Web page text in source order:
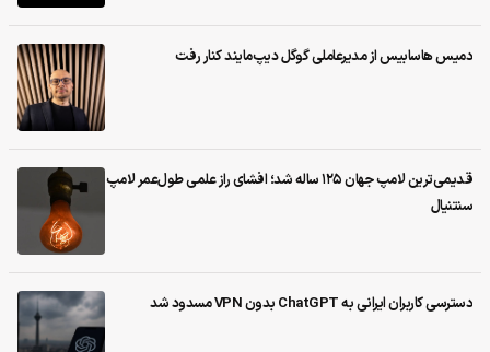
دمیس هاسابیس از مدیرعاملی گوگل دیپ‌مایند کنار رفت
قدیمی‌ترین لامپ جهان ۱۲۵ ساله شد؛ افشای راز علمی طول‌عمر لامپ
سنتنیال
دسترسی کاربران ایرانی به ChatGPT بدون VPN مسدود شد